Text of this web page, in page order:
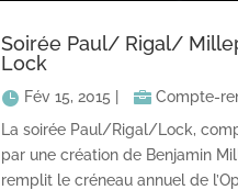
Soirée Paul/ Rigal/
Lock
Fév 15, 2015
Compte-
La soirée Paul/Rigal/Lock,
par une création de Benjamin
remplit le créneau annuel de